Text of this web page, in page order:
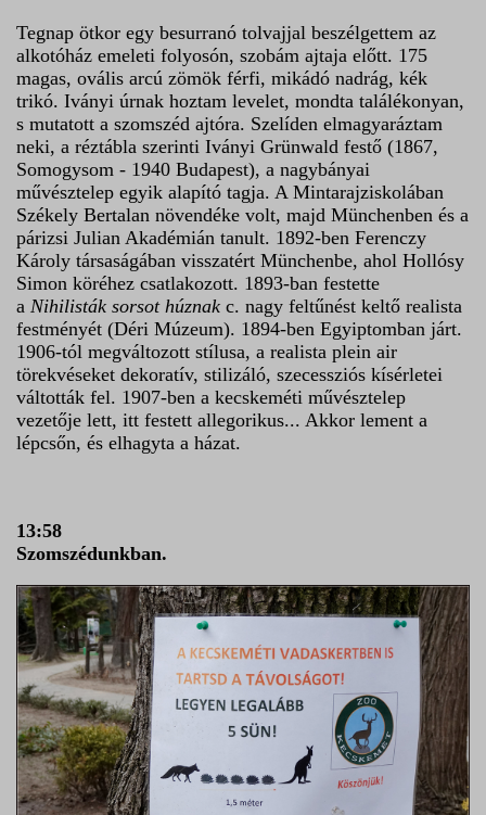
Tegnap ötkor egy besurranó tolvajjal beszélgettem az
alkotóház emeleti folyosón, szobám ajtaja előtt. 175
magas, ovális arcú zömök férfi, mikádó nadrág, kék
trikó. Iványi úrnak hoztam levelet, mondta találékonyan,
s mutatott a szomszéd ajtóra. Szelíden elmagyaráztam
neki, a réztábla szerinti Iványi Grünwald festő (1867,
Somogysom - 1940 Budapest), a nagybányai
művésztelep egyik alapító tagja. A Mintarajziskolában
Székely Bertalan növendéke volt, majd Münchenben és a
párizsi Julian Akadémián tanult. 1892-ben Ferenczy
Károly társaságában visszatért Münchenbe, ahol Hollósy
Simon köréhez csatlakozott. 1893-ban festette
a Nihilisták sorsot húznak c. nagy feltűnést keltő realista
festményét (Déri Múzeum). 1894-ben Egyiptomban járt.
1906-tól megváltozott stílusa, a realista plein air
törekvéseket dekoratív, stilizáló, szecessziós kísérletei
váltották fel. 1907-ben a kecskeméti művésztelep
vezetője lett, itt festett allegorikus... Akkor lement a
lépcsőn, és elhagyta a házat.
13:58
Szomszédunkban.